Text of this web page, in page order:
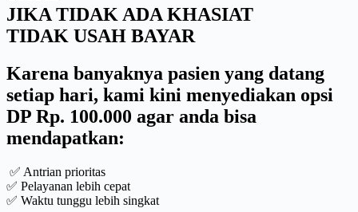
JIKA TIDAK ADA KHASIAT
TIDAK USAH BAYAR
Karena banyaknya pasien yang datang
setiap hari, kami kini menyediakan opsi
DP Rp. 100.000 agar anda bisa
mendapatkan:
✅ Antrian prioritas
✅ Pelayanan lebih cepat
✅ Waktu tunggu lebih singkat